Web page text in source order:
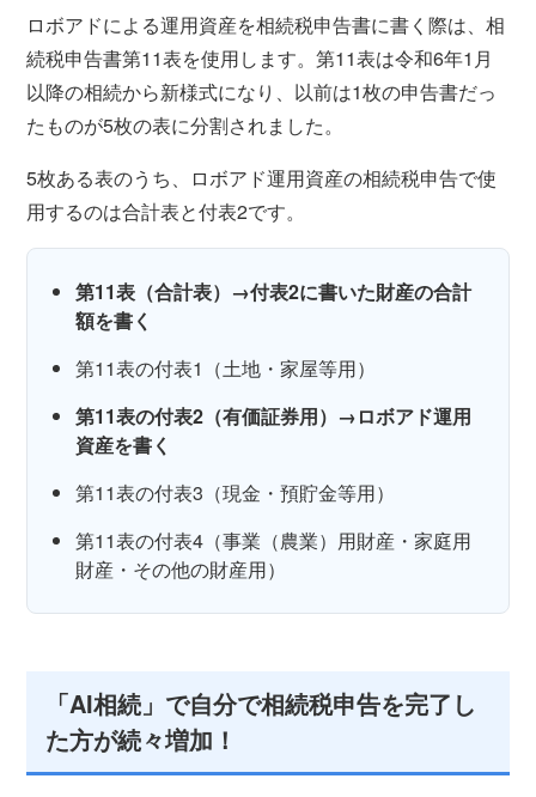
ロボアドによる運用資産を相続税申告書に書く際は、相
続税申告書第11表を使用します。第11表は令和6年1月
以降の相続から新様式になり、以前は1枚の申告書だっ
たものが5枚の表に分割されました。
5枚ある表のうち、ロボアド運用資産の相続税申告で使
用するのは合計表と付表2です。
第11表（合計表）→付表2に書いた財産の合計
額を書く
第11表の付表1（土地・家屋等用）
第11表の付表2（有価証券用）→ロボアド運用
資産を書く
第11表の付表3（現金・預貯金等用）
第11表の付表4（事業（農業）用財産・家庭用
財産・その他の財産用）
「AI相続」で自分で相続税申告を完了し
た方が続々増加！